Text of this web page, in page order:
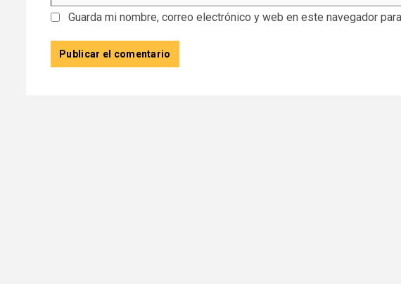
Guarda mi nombre, correo electrónico y web en este navegador